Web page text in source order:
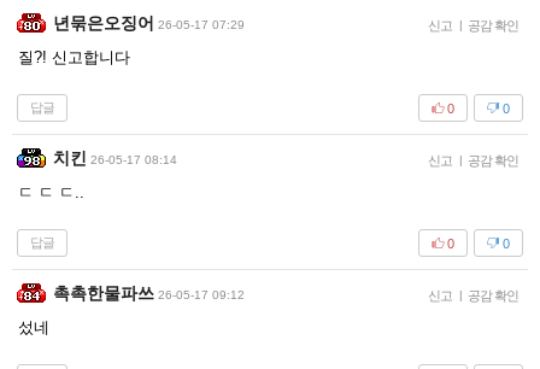
년묶은오징어 26-05-17 07:29 신고 | 공감 확인
질?! 신고합니다
답글 0
0
치킨 26-05-17 08:14 신고 | 공감 확인
ㄷ ㄷ ㄷ..
답글 0
0
촉촉한물파쓰 26-05-17 09:12 신고 | 공감 확인
섰네